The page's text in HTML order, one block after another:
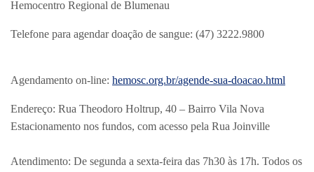
Hemocentro Regional de Blumenau
Telefone para agendar doação de sangue: (47) 3222.9800
Agendamento on-line: hemosc.org.br/agende-sua-doacao.html
Endereço: Rua Theodoro Holtrup, 40 – Bairro Vila Nova
Estacionamento nos fundos, com acesso pela Rua Joinville
Atendimento: De segunda a sexta-feira das 7h30 às 17h. Todos os